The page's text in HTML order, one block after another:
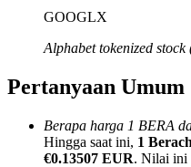
Afiliasi Bitrue
GOOGLX
Alphabet tokenized stock
Pertanyaan Umum
Berapa harga 1 BERA
Hingga saat ini, 1
€0.13507 EUR. Nilai ini